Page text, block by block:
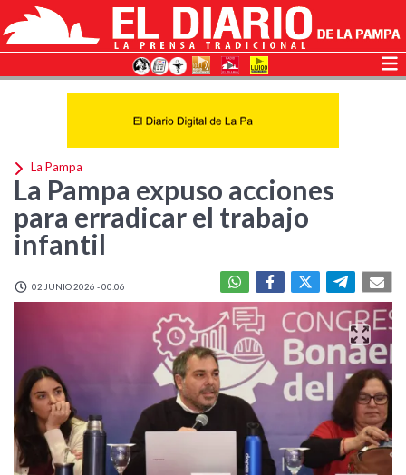
La Pampa
La Pampa expuso acciones
para erradicar el trabajo
infantil
02 JUNIO 2026 - 00:06